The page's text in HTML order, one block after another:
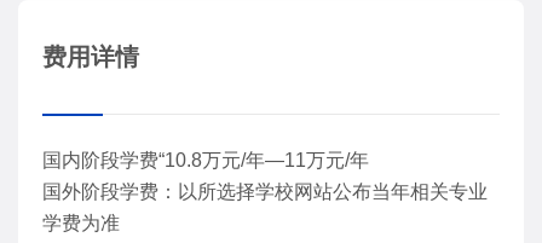
费用详情
国内阶段学费“10.8万元/年—11万元/年
国外阶段学费：以所选择学校网站公布当年相关专业
学费为准